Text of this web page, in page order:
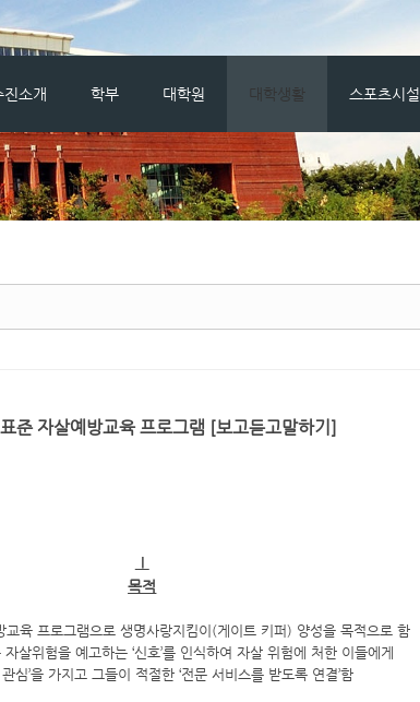
기
진소개 학부 대학원 대학생활 스포츠시설
준 자살예방교육 프로그램 [보고듣고말하기]
Ⅰ
목적
교육 프로그램으로 생명사랑지킴이(게이트 키퍼) 양성을 목적으로 함
살위험을 예고하는 ‘신호’를 인식하여 자살 위험에 처한 이들에게
관심’을 가지고 그들이 적절한 ‘전문 서비스를 받도록 연결’함